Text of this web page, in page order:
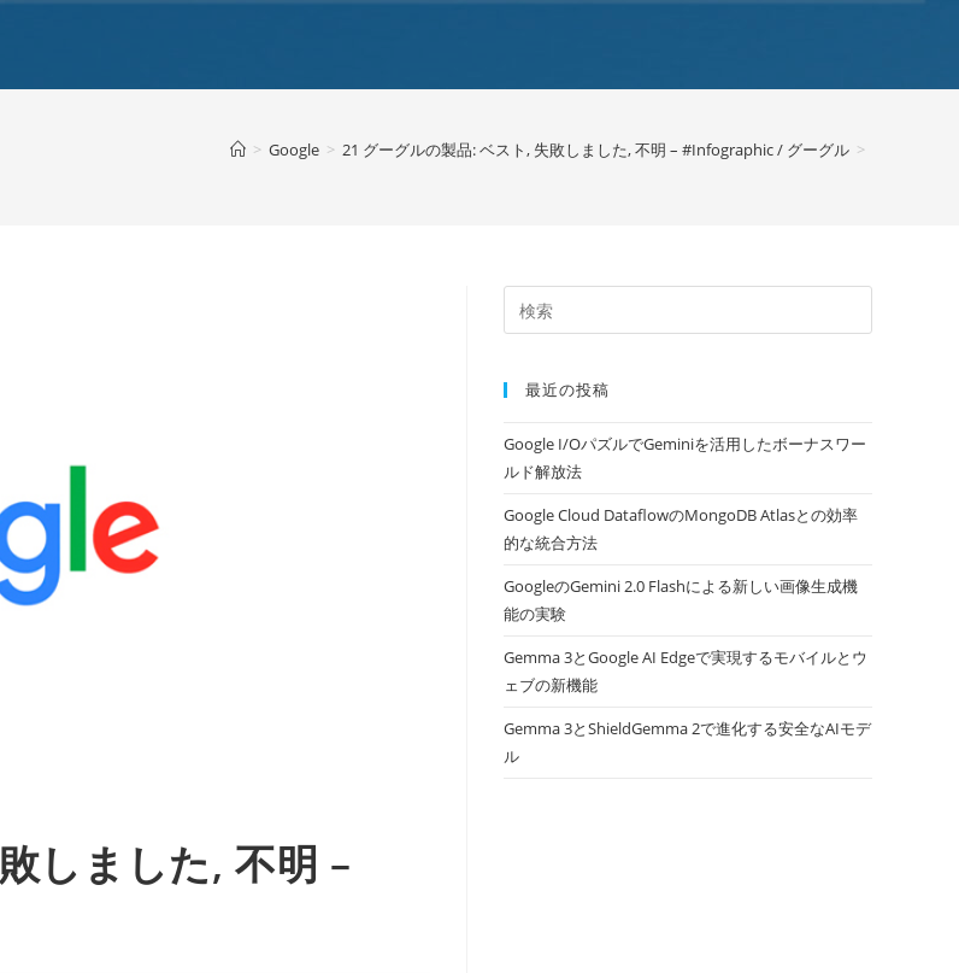
> Google > 21 グーグルの製品: ベスト, 失敗しました, 不明 – #Infographic / グーグル >
しました, 不明 –
最近の投稿
Google I/OパズルでGeminiを活用したボーナスワー
ルド解放法
Google Cloud DataflowのMongoDB Atlasとの効率
的な統合方法
GoogleのGemini 2.0 Flashによる新しい画像生成機
能の実験
Gemma 3とGoogle AI Edgeで実現するモバイルとウ
ェブの新機能
Gemma 3とShieldGemma 2で進化する安全なAIモデ
ル